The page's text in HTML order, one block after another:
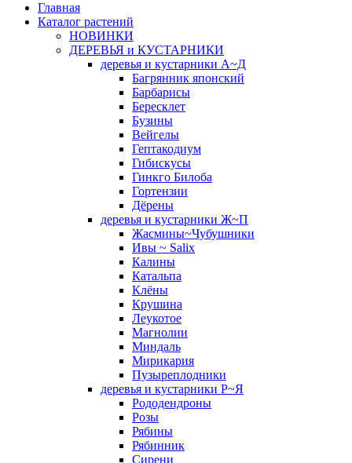
Главная
Каталог растений
НОВИНКИ
ДЕРЕВЬЯ и КУСТАРНИКИ
деревья и кустарники А~Д
Багрянник японский
Барбарисы
Бересклет
Бузины
Вейгелы
Гептакодиум
Гибискусы
Гинкго Билоба
Гортензии
Дёрены
деревья и кустарники Ж~П
Жасмины~Чубушники
Ивы ~ Salix
Калины
Катальпа
Клёны
Крушина
Леукотое
Магнолии
Миндаль
Мирикария
Пузыреплодники
деревья и кустарники Р~Я
Рододендроны
Розы
Рябины
Рябинник
Сирени